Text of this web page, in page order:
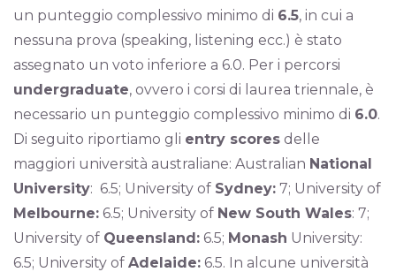
un punteggio complessivo minimo di 6.5, in cui a
nessuna prova (speaking, listening ecc.) è stato
assegnato un voto inferiore a 6.0. Per i percorsi
undergraduate, ovvero i corsi di laurea triennale, è
necessario un punteggio complessivo minimo di 6.0.
Di seguito riportiamo gli entry scoresdelle
maggiori università australiane: Australian National
University: 6.5; University of Sydney:7; University of
Melbourne:6.5; University of New South Wales: 7;
University of Queensland:6.5; Monash University:
6.5; University of Adelaide:6.5. In alcune università